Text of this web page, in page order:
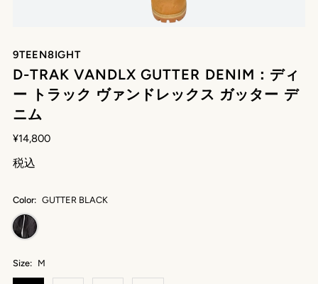
9TEEN8IGHT
D-TRAK VANDLX GUTTER DENIM：ディ
ー トラック ヴァンドレックス ガッター デ
ニム
¥14,800
税込
Color: GUTTER BLACK
Size: M